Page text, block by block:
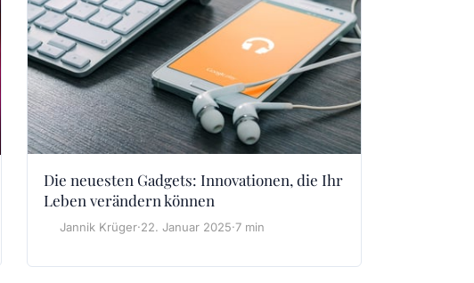
Die neuesten Gadgets: Innovationen, die Ihr
Leben verändern können
Jannik Krüger·22. Januar 2025·7 min